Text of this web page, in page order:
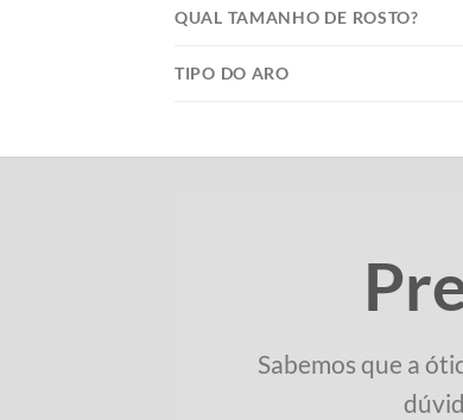
QUAL TAMANHO DE ROSTO?
TIPO DO ARO
Sabemos que a